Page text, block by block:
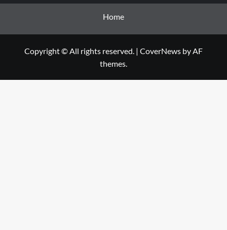
Home
Copyright © All rights reserved. | CoverNews by AF
themes.